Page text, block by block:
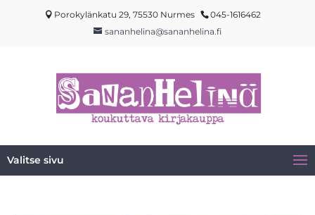
Porokylänkatu 29, 75530 Nurmes
045-1616462
sananhelina@sananhelina.fi
Valitse sivu